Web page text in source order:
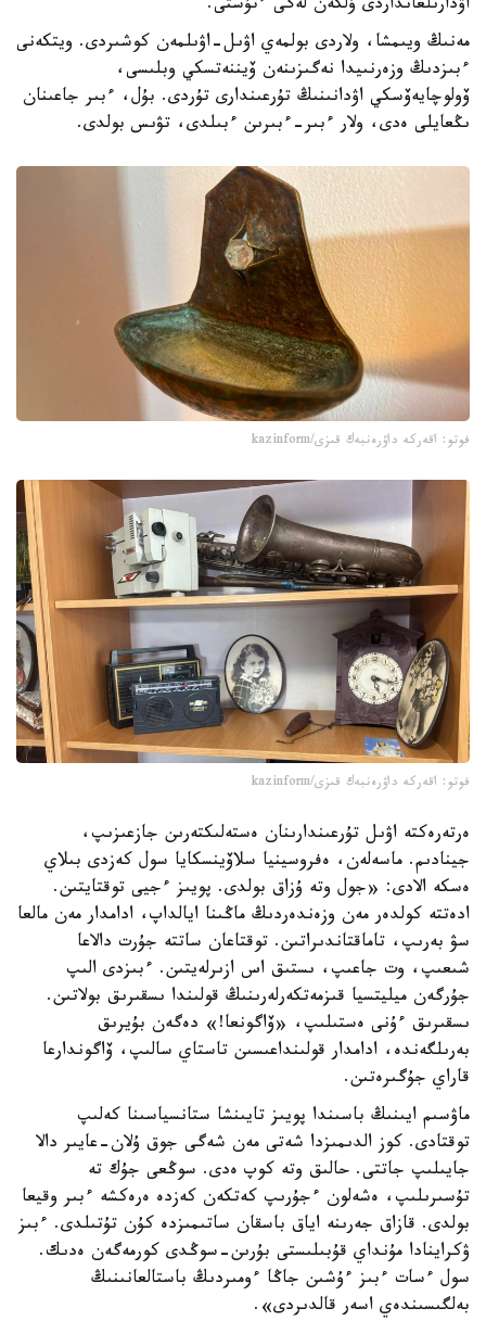
اۋدارىلعانداردى ۇلكەن لەگى ءتۇستى.
مەنىڭ ويىمشا، ولاردى بولمەي اۋىل-اۋىلمەن كوشىردى. ويتكەنى
ءبىزدىڭ وزەرنىيدا نەگىزىنەن ۆيننەتسكي وبلىسى،
ۆولوچايەۆسكي اۋدانىنىڭ تۇرعىندارى تۇردى. بۇل، ءبىر جاعىنان
ىڭعايلى ەدى، ولار ءبىر-ءبىرىن ءبىلدى، تۋىس بولدى.
فوتو: اقەركە داۋرەنبەك قىزى/kazinform
فوتو: اقەركە داۋرەنبەك قىزى/kazinform
ەرتەرەكتە اۋىل تۇرعىندارىنان ەستەلىكتەرىن جازعىزىپ،
جينادىم. ماسەلەن، ەفروسينيا سلاۆينسكايا سول كەزدى بىلاي
ەسكە الادى: «جول وتە ۇزاق بولدى. پويىز ءجيى توقتايتىن.
ادەتتە كولدەر مەن وزەندەردىڭ ماڭىنا ايالداپ، ادامدار مەن مالعا
سۋ بەرىپ، تاماقتاندىراتىن. توقتاعان ساتتە جۇرت دالاعا
شىعىپ، وت جاعىپ، ىستىق اس ازىرلەيتىن. ءبىزدى الىپ
جۇرگەن ميليتسيا قىزمەتكەرلەرىنىڭ قولىندا ىسقىرىق بولاتىن.
ىسقىرىق ءۇنى ەستىلىپ، «ۆاگونعا!» دەگەن بۇيرىق
بەرىلگەندە، ادامدار قولىنداعىسىن تاستاي سالىپ، ۆاگوندارعا
قاراي جۇگىرەتىن.
ماۋسىم ايىنىڭ باسىندا پويىز تايىنشا ستانسياسىنا كەلىپ
توقتادى. كوز الدىمىزدا شەتى مەن شەگى جوق ۇلان-عايىر دالا
جايىلىپ جاتتى. حالىق وتە كوپ ەدى. سوڭعى جۇك تە
تۇسىرىلىپ، ەشەلون ءجۇرىپ كەتكەن كەزدە ەرەكشە ءبىر وقيعا
بولدى. قازاق جەرىنە اياق باسقان ساتىمىزدە كۇن تۇتىلدى. ءبىز
ۋكراينادا مۇنداي قۇبىلىستى بۇرىن-سوڭدى كورمەگەن ەدىك.
سول ءسات ءبىز ءۇشىن جاڭا ءومىردىڭ باستالعانىنىڭ
بەلگىسىندەي اسەر قالدىردى».